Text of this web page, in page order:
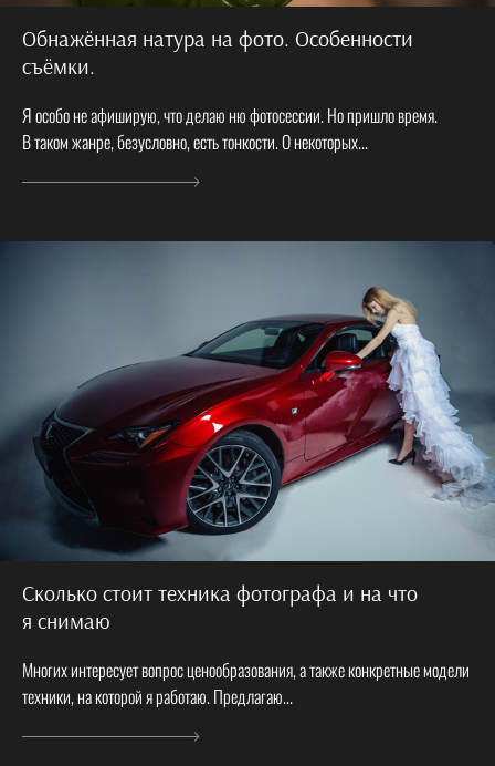
Обнажённая натура на фото. Особенности
съёмки.
Я особо не афиширую, что делаю ню фотосессии. Но пришло время.
В таком жанре, безусловно, есть тонкости. О некоторых...
Сколько стоит техника фотографа и на что
я снимаю
Многих интересует вопрос ценообразования, а также конкретные модели
техники, на которой я работаю. Предлагаю...